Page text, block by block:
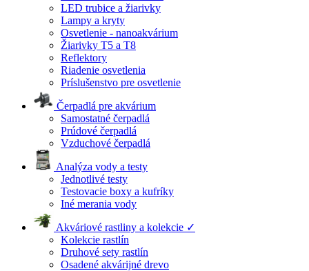
LED trubice a žiarivky
Lampy a kryty
Osvetlenie - nanoakvárium
Žiarivky T5 a T8
Reflektory
Riadenie osvetlenia
Príslušenstvo pre osvetlenie
Čerpadlá pre akvárium
Samostatné čerpadlá
Prúdové čerpadlá
Vzduchové čerpadlá
Analýza vody a testy
Jednotlivé testy
Testovacie boxy a kufríky
Iné merania vody
Akváriové rastliny a kolekcie ✓
Kolekcie rastlín
Druhové sety rastlín
Osadené akvárijné drevo